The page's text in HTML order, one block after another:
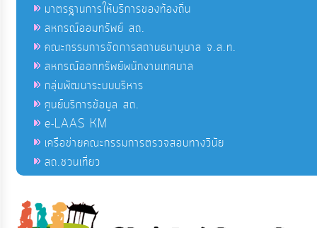
มาตรฐานการให้บริการของท้องถิ่น
สหกรณ์ออมทรัพย์ สถ.
คณะกรรมการจัดการสถานธนานุบาล จ.ส.ท.
สหกรณ์ออกทรัพย์พนักงานเทศบาล
กลุ่มพัฒนาระบบบริหาร
ศูนย์บริการข้อมูล สถ.
e-LAAS KM
เครือข่ายคณะกรรมการตรวจสอบทางวินัย
สถ.ชวนเที่ยว